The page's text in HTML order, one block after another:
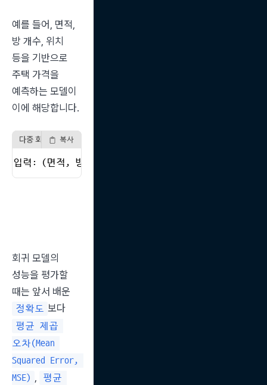
예를 들어, 면적,
방 개수, 위치
등을 기반으로
주택 가격을
예측하는 모델이
이에 해당합니다.
다중 회귀 예제복사
입력: (면적, 방 개수, 위치) → 출력: 예상 가격
회귀 모델의
성능을 평가할
정확도
평균 제곱
오차(Mean
Squared Error,
MSE) ,
평균